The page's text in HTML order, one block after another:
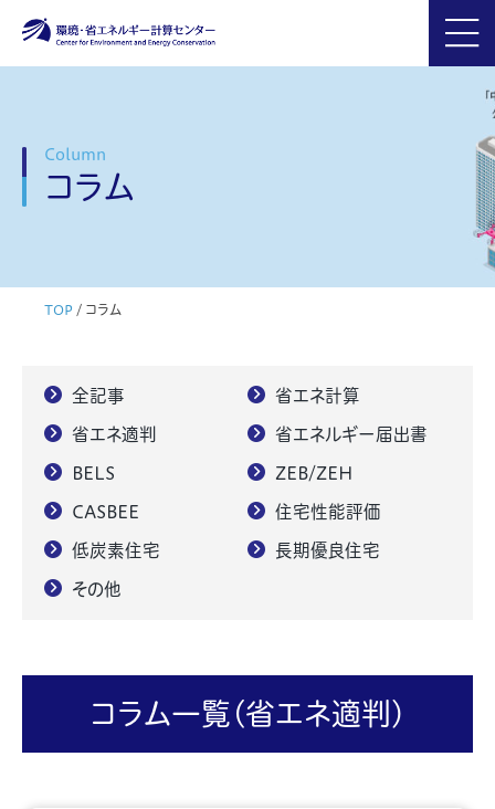
Column
コラム
TOP / コラム
全記事
省エネ計算
省エネ適判
省エネルギー届出書
BELS
ZEB/ZEH
CASBEE
住宅性能評価
低炭素住宅
長期優良住宅
その他
コラム一覧(省エネ適判)